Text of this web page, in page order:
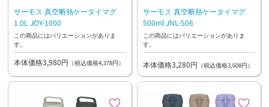
サーモス 真空断熱ケータイマグ
1.0L JOY-1000
この商品にはバリエーションがありま
す。
本体価格3,980円 （税込価格4,378円）
サーモス 真空断熱ケータイマグ
500ml JNL-506
この商品にはバリエーションがありま
す。
本体価格3,280円 （税込価格3,608円）